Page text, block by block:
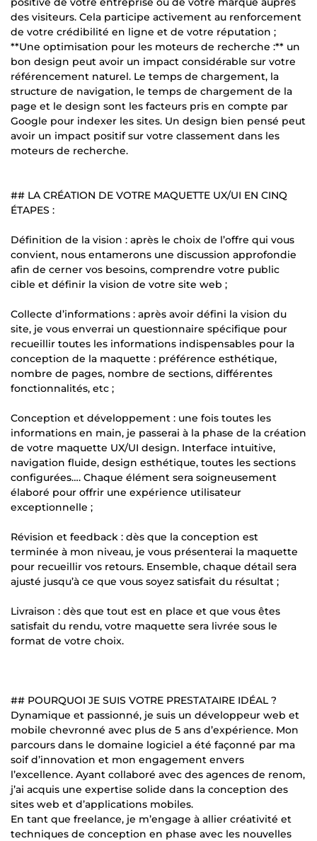
des visiteurs. Cela participe activement au renforcement
de votre crédibilité en ligne et de votre réputation ;
**Une optimisation pour les moteurs de recherche :** un
bon design peut avoir un impact considérable sur votre
référencement naturel. Le temps de chargement, la
structure de navigation, le temps de chargement de la
page et le design sont les facteurs pris en compte par
Google pour indexer les sites. Un design bien pensé peut
avoir un impact positif sur votre classement dans les
moteurs de recherche.
## LA CRÉATION DE VOTRE MAQUETTE UX/UI EN CINQ
ÉTAPES :
Définition de la vision : après le choix de l’offre qui vous
convient, nous entamerons une discussion approfondie
afin de cerner vos besoins, comprendre votre public
cible et définir la vision de votre site web ;
Collecte d’informations : après avoir défini la vision du
site, je vous enverrai un questionnaire spécifique pour
recueillir toutes les informations indispensables pour la
conception de la maquette : préférence esthétique,
nombre de pages, nombre de sections, différentes
fonctionnalités, etc ;
Conception et développement : une fois toutes les
informations en main, je passerai à la phase de la création
de votre maquette UX/UI design. Interface intuitive,
navigation fluide, design esthétique, toutes les sections
configurées…. Chaque élément sera soigneusement
élaboré pour offrir une expérience utilisateur
exceptionnelle ;
Révision et feedback : dès que la conception est
terminée à mon niveau, je vous présenterai la maquette
pour recueillir vos retours. Ensemble, chaque détail sera
ajusté jusqu’à ce que vous soyez satisfait du résultat ;
Livraison : dès que tout est en place et que vous êtes
satisfait du rendu, votre maquette sera livrée sous le
format de votre choix.
## POURQUOI JE SUIS VOTRE PRESTATAIRE IDÉAL ?
Dynamique et passionné, je suis un développeur web et
mobile chevronné avec plus de 5 ans d’expérience. Mon
parcours dans le domaine logiciel a été façonné par ma
soif d’innovation et mon engagement envers
l’excellence. Ayant collaboré avec des agences de renom,
j’ai acquis une expertise solide dans la conception des
sites web et d’applications mobiles.
En tant que freelance, je m’engage à allier créativité et
techniques de conception en phase avec les nouvelles